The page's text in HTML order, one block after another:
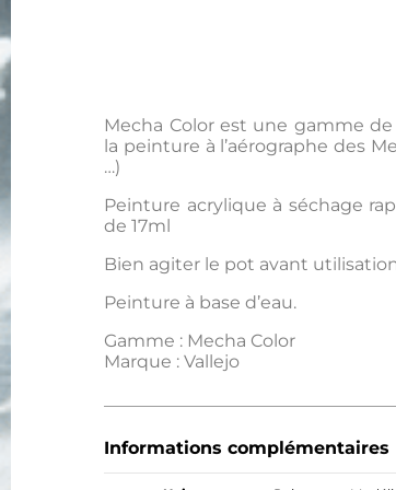
Mecha Color est une gamme
la peinture à l’aérographe des
…)
Peinture acrylique à séchage
de 17ml
Bien agiter le pot avant
Peinture à base d’eau.
Gamme : Mecha Color
Marque : Vallejo
Informations complémentaires